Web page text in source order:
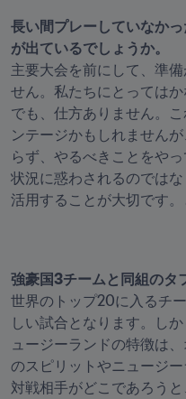
長い間プレーしていなか
主要大会を前にして、準
せん。私たちにとっては
でも、仕方ありません。
ンテージかもしれません
らず、やるべきことをや
状況に惑わされるのでは
活用することが大切です。
世界のトップ20に入るチ
しい試合となります。し
ュージーランドの特徴は
のスピリットやニュージ
対戦相手がどこであろう